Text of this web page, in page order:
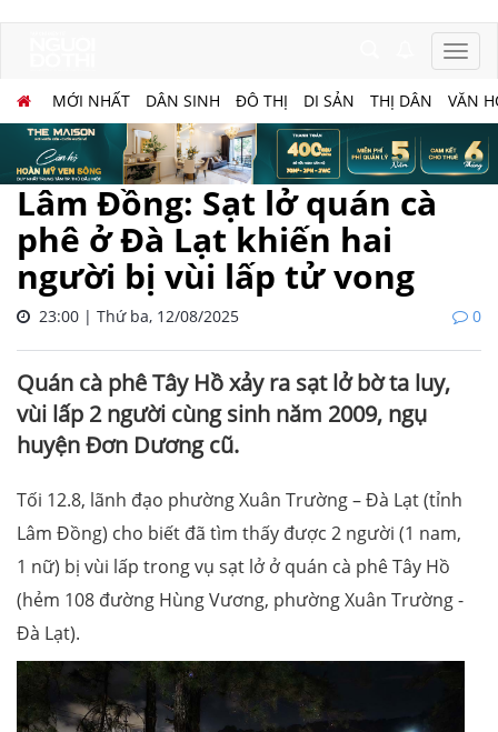
MỚI NHẤT DÂN SINH ĐÔ THỊ DI SẢN THỊ DÂN VĂN
Lâm Đồng: Sạt lở quán cà
phê ở Đà Lạt khiến hai
người bị vùi lấp tử vong
23:00 | Thứ ba, 12/08/2025 0
Quán cà phê Tây Hồ xảy ra sạt lở bờ ta luy,
vùi lấp 2 người cùng sinh năm 2009, ngụ
huyện Đơn Dương cũ.
Tối 12.8, lãnh đạo phường Xuân Trường – Đà Lạt (tỉnh
Lâm Đồng) cho biết đã tìm thấy được 2 người (1 nam,
1 nữ) bị vùi lấp trong vụ sạt lở ở quán cà phê Tây Hồ
(hẻm 108 đường Hùng Vương, phường Xuân Trường -
Đà Lạt).